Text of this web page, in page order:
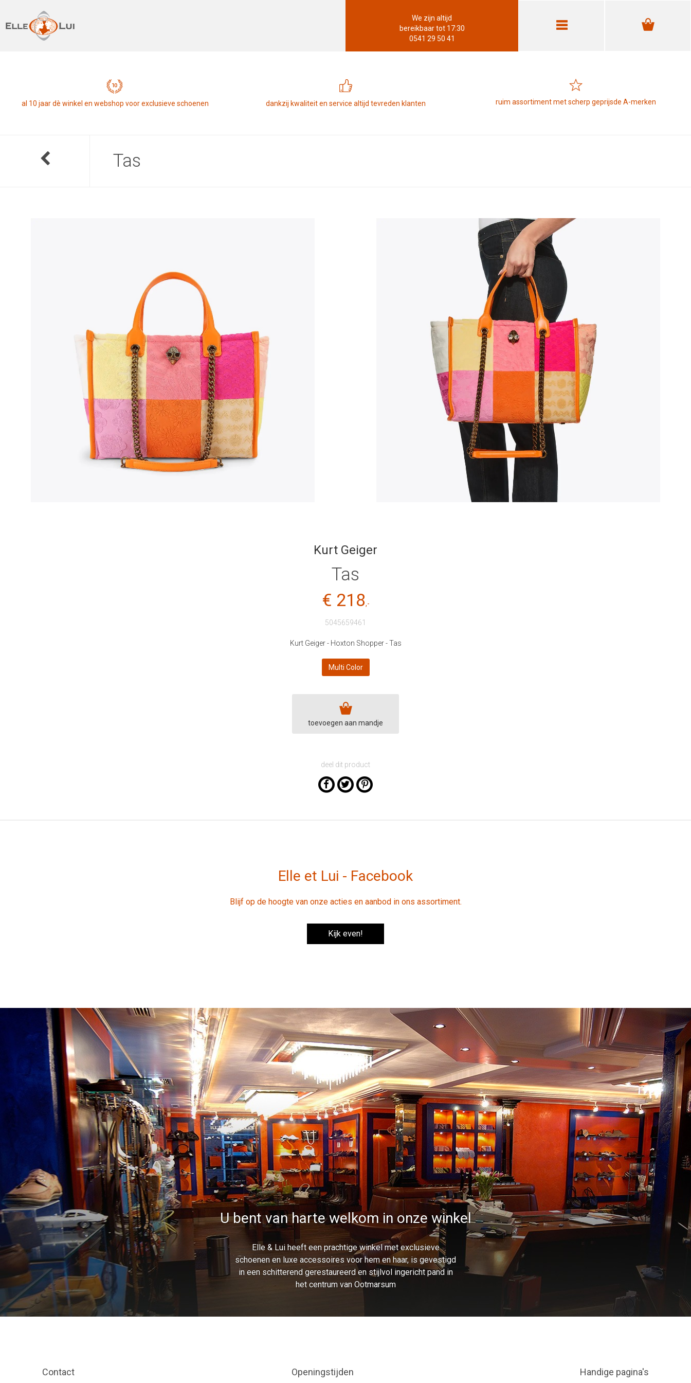
We zijn altijd
bereikbaar tot 17:30
0541 29 50 41
al 10 jaar dè winkel en webshop voor exclusieve schoenen dankzij kwaliteit en service altijd tevreden klanten ruim assortiment met scherp geprijsde A-merken
Tas
Kurt Geiger
Tas
€ 218,-
5045659461
Kurt Geiger - Hoxton Shopper - Tas
Multi Color
toevoegen aan mandje
deel dit product
Elle et Lui - Facebook
Blijf op de hoogte van onze acties en aanbod in ons assortiment.
Kijk even!
U bent van harte welkom in onze winkel
Elle & Lui heeft een prachtige winkel met exclusieve
schoenen en luxe accessoires voor hem en haar, is gevestigd
in een schitterend gerestaureerd en stijlvol ingericht pand in
het centrum van Ootmarsum
Contact Openingstijden Handige pagina's